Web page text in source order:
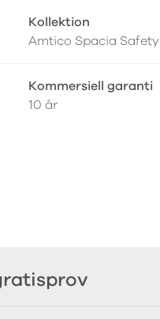
Kollektion
Amtico Spacia Safety
Kommersiell garanti
10 år